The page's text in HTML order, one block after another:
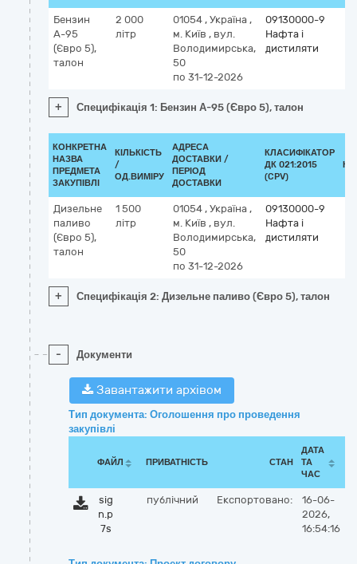
Бензин
А-95
(Євро 5),
талон
2 000
літр
01054 , Україна ,
м. Київ , вул.
Володимирська,
50
по 31-12-2026
09130000-9
Нафта і
дистиляти
+ Специфікація 1: Бензин А-95 (Євро 5), талон
КОНКРЕТНА
НАЗВА
ПРЕДМЕТА
ЗАКУПІВЛІ
КІЛЬКІСТЬ
/
ОД.ВИМІРУ
АДРЕСА
ДОСТАВКИ /
ПЕРІОД
ДОСТАВКИ
КЛАСИФІКАТОР
ДК 021:2015
(CPV)
Дизельне
паливо
(Євро 5),
талон
1 500
літр
01054 , Україна ,
м. Київ , вул.
Володимирська,
50
по 31-12-2026
09130000-9
Нафта і
дистиляти
+ Специфікація 2: Дизельне паливо (Євро 5), талон
- Документи
Завантажити архівом
Тип документа: Оголошення про проведення
закупівлі
ФАЙЛ ПРИВАТНІСТЬ СТАН
ДАТА
ТА
ЧАС
sig
n.p
7s
публічний Експортовано:
16-06-
2026,
16:54:16